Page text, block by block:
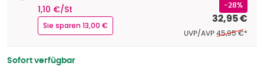
1,10 €/St
Sie sparen 13,00 €
-28%
32,95 €
UVP/AVPEhemaliger
45,95 €*
Sofort verfügbar